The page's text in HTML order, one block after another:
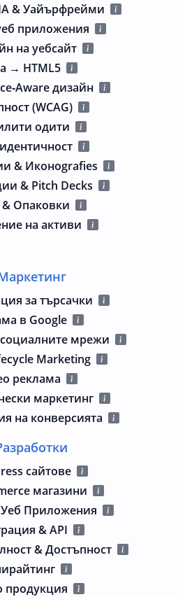
& Уайърфрейми
приложения
на уебсайт
→ HTML5
дизайн
(WCAG)
одити
& Иконografies
& Pitch Decks
& Опаковки
на активи
за търсачки
в Google
мрежи
Marketing
реклама
маркетинг
на конверсията
сайтове
магазини
Приложения
& API
& Достъпност
продукция